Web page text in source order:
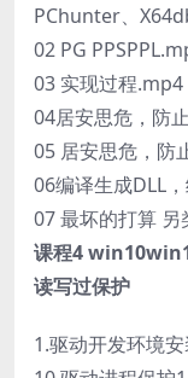
PChunter、
02 PG
03 实现过程.mp4
04居安思危，防
05 居安思危，防
06编译生成DLL
07 最坏的打算
课程4
读写过保护
1.驱动开发环境